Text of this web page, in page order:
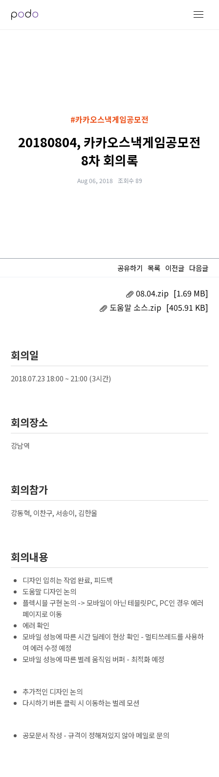
#카카오스낵게임공모전
20180804, 카카오스낵게임공모전
8차 회의록
Aug 06, 2018 조회수 89
공유하기 목록 이전글 다음글
08.04.zip [1.69 MB]
도움말 소스.zip [405.91 KB]
회의일
2018.07.23 18:00 ~ 21:00 (3시간)
회의장소
강남역
회의참가
강동혁, 이찬구, 서송이, 김한울
회의내용
디자인 입히는 작업 완료, 피드백
도움말 디자인 논의
플렉시블 구현 논의 -> 모바일이 아닌 테블릿PC, PC인 경우 에러
페이지로 이동
에러 확인
모바일 성능에 따른 시간 딜레이 현상 확인 - 멀티쓰레드를 사용하
여 에러 수정 예정
모바일 성능에 따른 벌레 움직임 버퍼 - 최적화 예정
추가적인 디자인 논의
다시하기 버튼 클릭 시 이동하는 벌레 모션
공모문서 작성 - 규격이 정해져있지 않아 메일로 문의